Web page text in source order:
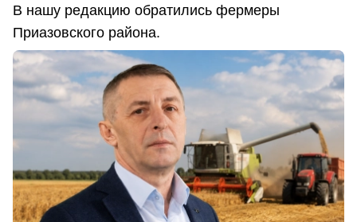
В нашу редакцию обратились фермеры
Приазовского района.